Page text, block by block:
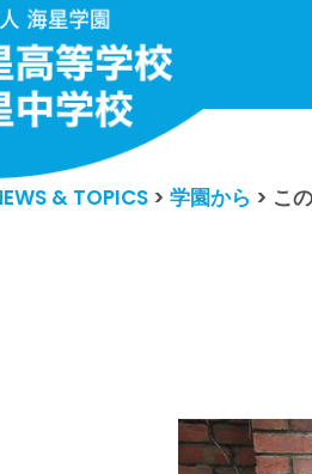
& TOPICS > 学園から > こ